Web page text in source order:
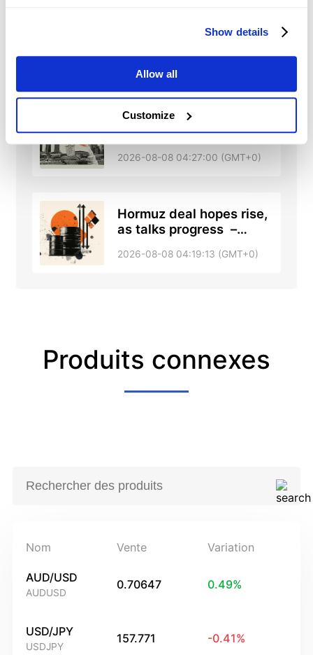
Show details
Allow all
Customize
trade holds with bullish
UOB
Singapore: GDP revision
and forecast upgrade –
DBS
2026-08-08 04:27:00 (GMT+0)
Hormuz deal hopes rise,
as talks progress –
2026-08-08 04:19:13 (GMT+0)
Produits connexes
Nom Vente Variation
AUD/USD
AUDUSD
0.70647 0.49%
USD/JPY
USDJPY
157.771 -0.41%